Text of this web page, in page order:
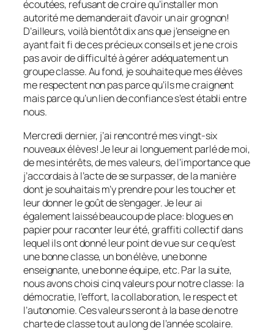
écoutées, refusant de croire qu’installer mon
autorité me demanderait d’avoir un air grognon!
D’ailleurs, voilà bientôt dix ans que j’enseigne en
ayant fait fi de ces précieux conseils et je ne crois
pas avoir de difficulté à gérer adéquatement un
groupe classe. Au fond, je souhaite que mes élèves
me respectent non pas parce qu’ils me craignent
mais parce qu’un lien de confiance s’est établi entre
nous.
Mercredi dernier, j’ai rencontré mes vingt-six
nouveaux élèves! Je leur ai longuement parlé de moi,
de mes intérêts, de mes valeurs, de l’importance que
j’accordais à l’acte de se surpasser, de la manière
dont je souhaitais m’y prendre pour les toucher et
leur donner le goût de s’engager. Je leur ai
également laissé beaucoup de place: blogues en
papier pour raconter leur été, graffiti collectif dans
lequel ils ont donné leur point de vue sur ce qu’est
une bonne classe, un bon élève, une bonne
enseignante, une bonne équipe, etc. Par la suite,
nous avons choisi cinq valeurs pour notre classe: la
démocratie, l’effort, la collaboration, le respect et
l’autonomie. Ces valeurs seront à la base de notre
charte de classe tout au long de l’année scolaire.